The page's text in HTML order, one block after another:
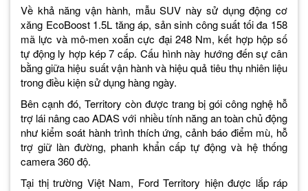
Về khả năng vận hành, mẫu SUV này sử dụng động cơ
xăng EcoBoost 1.5L tăng áp, sản sinh công suất tối đa 158
mã lực và mô-men xoắn cực đại 248 Nm, kết hợp hộp số
tự động ly hợp kép 7 cấp. Cấu hình này hướng đến sự cân
bằng giữa hiệu suất vận hành và hiệu quả tiêu thụ nhiên liệu
trong điều kiện sử dụng hàng ngày.
Bên cạnh đó, Territory còn được trang bị gói công nghệ hỗ
trợ lái nâng cao ADAS với nhiều tính năng an toàn chủ động
như kiểm soát hành trình thích ứng, cảnh báo điểm mù, hỗ
trợ giữ làn đường, phanh khẩn cấp tự động và hệ thống
camera 360 độ.
Tại thị trường Việt Nam, Ford Territory hiện được lắp ráp